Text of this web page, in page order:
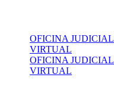
OFICINA JUDICIAL
VIRTUAL
OFICINA JUDICIAL
VIRTUAL